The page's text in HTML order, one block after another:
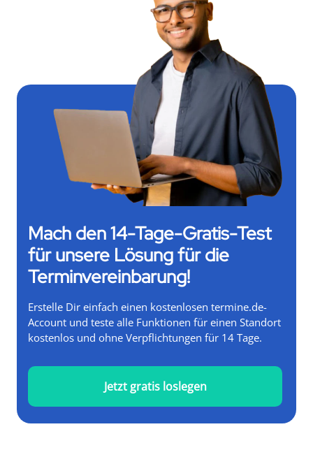
Mach den 14-Tage-Gratis-Test
für unsere Lösung für die
Terminvereinbarung!
Erstelle Dir einfach einen kostenlosen termine.de-
Account und teste alle Funktionen für einen Standort
kostenlos und ohne Verpflichtungen für 14 Tage.
Jetzt gratis loslegen